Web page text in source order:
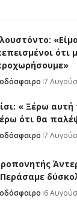
ότι
7
« Ξέρω
ότι θα
7
6